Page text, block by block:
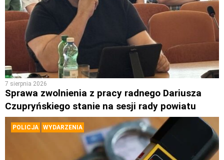
7 sierpnia 2026
Sprawa zwolnienia z pracy radnego Dariusza
Czupryńskiego stanie na sesji rady powiatu
POLICJA WYDARZENIA